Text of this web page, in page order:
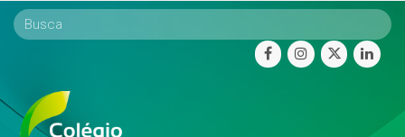
facebookinstagram
twitter